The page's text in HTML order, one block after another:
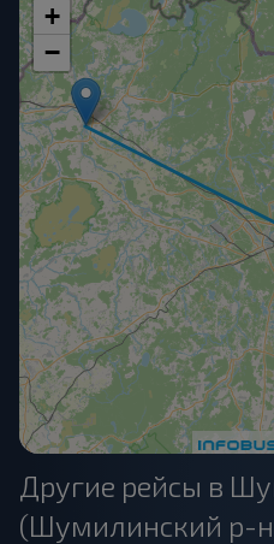
+
−
Другие рейсы в
(Шумилинский р-